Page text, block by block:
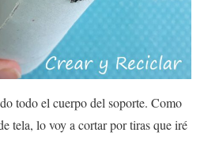
todo el cuerpo del soporte. Como
tela, lo voy a cortar por tiras que iré